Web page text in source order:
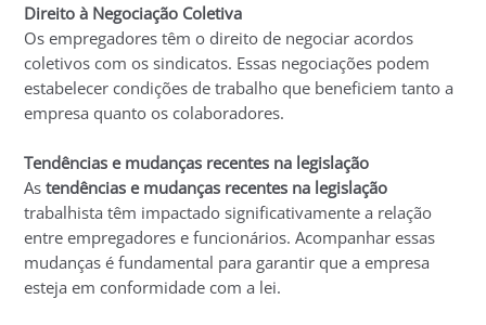
Direito à Negociação Coletiva
Os empregadores têm o direito de negociar acordos
coletivos com os sindicatos. Essas negociações podem
estabelecer condições de trabalho que beneficiem tanto a
empresa quanto os colaboradores.
Tendências e mudanças recentes na legislação
Astendências e mudanças recentes na legislação
trabalhista têm impactado significativamente a relação
entre empregadores e funcionários. Acompanhar essas
mudanças é fundamental para garantir que a empresa
esteja em conformidade com a lei.